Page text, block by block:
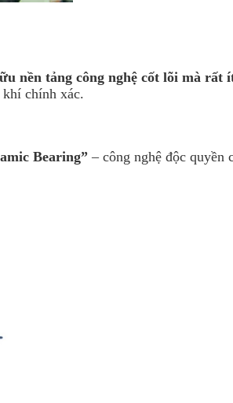
nền tảng công nghệ cốt lõi mà rất
chính xác.
Bearing” – công nghệ độc quyền